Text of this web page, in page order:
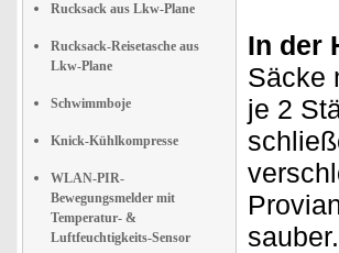
Rucksack aus Lkw-Plane
Rucksack-Reisetasche aus
Lkw-Plane
Schwimmboje
Knick-Kühlkompresse
WLAN-PIR-
Bewegungsmelder mit
Temperatur- &
Luftfeuchtigkeits-Sensor
In der
Säcke
je 2
sauber.